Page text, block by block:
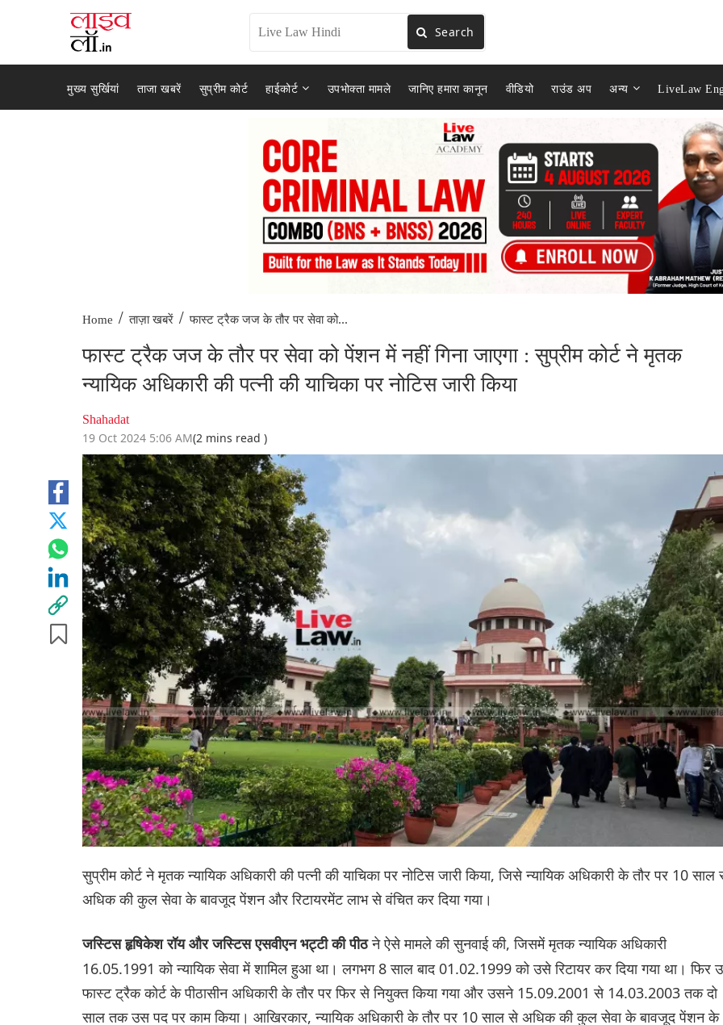
Search
मुख्य सुर्खियां ताजा खबरें सुप्रीम कोर्ट हाईकोर्ट उपभोक्ता मामले जानिए हमारा कानून वीडियो राउंड अप अन्य LiveLaw
Home / ताज़ा खबरें / फास्ट ट्रैक जज के तौर पर सेवा को...
फास्ट ट्रैक जज के तौर पर सेवा को पेंशन में नहीं गिना जाएगा : सुप्रीम कोर्ट ने मृतक
न्यायिक अधिकारी की पत्नी की याचिका पर नोटिस जारी किया
Shahadat
19 Oct 2024 5:06 AM(2 mins read )
सुप्रीम कोर्ट ने मृतक न्यायिक अधिकारी की पत्नी की याचिका पर नोटिस जारी किया, जिसे न्यायिक अधिकारी के तौर पर 10 साल
अधिक की कुल सेवा के बावजूद पेंशन और रिटायरमेंट लाभ से वंचित कर दिया गया।
जस्टिस हृषिकेश रॉय और जस्टिस एसवीएन भट्टी की पीठने ऐसे मामले की सुनवाई की, जिसमें मृतक न्यायिक अधिकारी
16.05.1991 को न्यायिक सेवा में शामिल हुआ था। लगभग 8 साल बाद 01.02.1999 को उसे रिटायर कर दिया गया था। फिर
फास्ट ट्रैक कोर्ट के पीठासीन अधिकारी के तौर पर फिर से नियुक्त किया गया और उसने 15.09.2001 से 14.03.2003 तक दो
साल तक उस पद पर काम किया। आखिरकार, न्यायिक अधिकारी के तौर पर 10 साल से अधिक की कुल सेवा के बावजूद पेंशन के